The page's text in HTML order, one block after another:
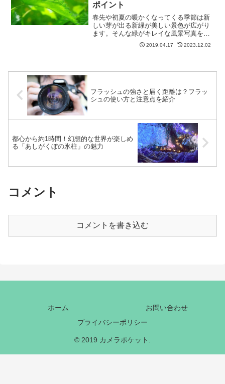
ポイント
春先や初夏の暖かくなってくる季節は新
しい芽が出る新緑が美しい景色が広がり
ます。そんな緑がキレイな風景写真を撮
るときに草木の緑色がくすんでしまいイ
メージ通りに写せないということはあり
2019.04.17 2023.12.02
フラッシュの強さと届く距離は？フラッ
シュの使い方と注意点を紹介
都心から約1時間！幻想的な世界が楽しめ
る「あしがくぼの氷柱」の魅力
コメント
コメントを書き込む
ホーム
お問い合わせ
プライバシーポリシー
© 2019 カメラポケット.